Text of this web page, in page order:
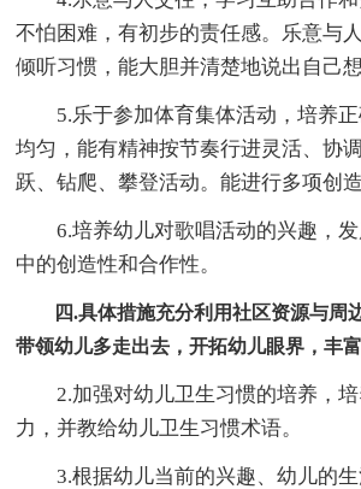
不怕困难，有初步的责任感。乐意与
倾听习惯，能大胆并清楚地说出自己想
5.乐于参加体育集体活动，培养正
均匀，能有精神按节奏行进灵活、协
跃、钻爬、攀登活动。能进行多项创
6.培养幼儿对歌唱活动的兴趣，发
中的创造性和合作性。
四.具体措施充分利用社区资源与周边
带领幼儿多走出去，开拓幼儿眼界，丰
2.加强对幼儿卫生习惯的培养，培
力，并教给幼儿卫生习惯术语。
3.根据幼儿当前的兴趣、幼儿的生